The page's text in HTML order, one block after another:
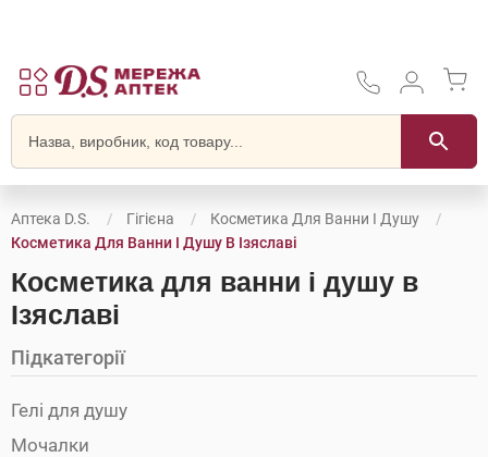
Аптека D.S. Гігієна
Косметика Для Ванни І Душу
Косметика Для Ванни І Душу В Ізяславі
Косметика для ванни і душу в
Ізяславі
Підкатегорії
Гелі для душу
Мочалки